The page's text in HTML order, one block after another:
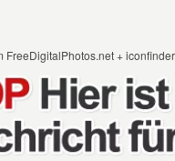
FreeDigitalPhotos.net +